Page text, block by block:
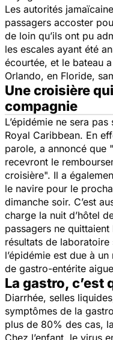
Les autorités
passagers accoster
de loin qu’ils ont pu
les escales ayant été
écourtée, et le bateau
Orlando, en Floride,
Une croisière
compagnie
L’épidémie ne sera
Royal Caribbean. En
parole, a annoncé que "
recevront le
croisière". Il a
le navire pour le
dimanche soir. C’est
charge la nuit d’hôtel
passagers ne
résultats de
l’épidémie est due à
de gastro-entérite
La gastro, c’est
Diarrhée, selles
symptômes de la
plus de 80% des cas,
Chez l’enfant, le virus